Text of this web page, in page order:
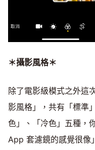
＊攝影風格＊
除了電影級模式之外這
影風格」，共有「標準
色」、「冷色」五種，
App 套濾鏡的感覺很像